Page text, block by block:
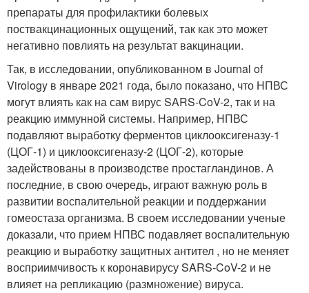
препараты для профилактики болевых
поствакцинационных ощущений, так как это может
негативно повлиять на результат вакцинации.
Так, в исследовании, опубликованном в Journal of
Virology в январе 2021 года, было показано, что НПВС
могут влиять как на сам вирус SARS-CoV-2, так и на
реакцию иммунной системы. Например, НПВС
подавляют выработку ферментов циклооксигеназу-1
(ЦОГ-1) и циклооксигеназу-2 (ЦОГ-2), которые
задействованы в производстве простагландинов. А
последние, в свою очередь, играют важную роль в
развитии воспалительной реакции и поддержании
гомеостаза организма. В своем исследовании ученые
доказали, что прием НПВС подавляет воспалительную
реакцию и выработку защитных антител , но не меняет
восприимчивость к коронавирусу SARS-CoV-2 и не
влияет на репликацию (размножение) вируса.